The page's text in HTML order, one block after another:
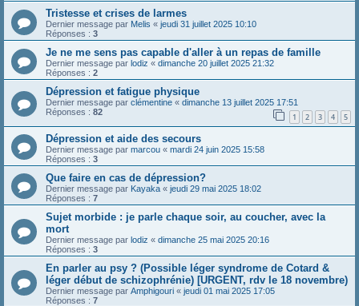
Tristesse et crises de larmes
Dernier message par Melis « jeudi 31 juillet 2025 10:10
Réponses : 3
Je ne me sens pas capable d'aller à un repas de famille
Dernier message par lodiz « dimanche 20 juillet 2025 21:32
Réponses : 2
Dépression et fatigue physique
Dernier message par clémentine « dimanche 13 juillet 2025 17:51
Réponses : 82 1 2 3 4 5
Dépression et aide des secours
Dernier message par marcou « mardi 24 juin 2025 15:58
Réponses : 3
Que faire en cas de dépression?
Dernier message par Kayaka « jeudi 29 mai 2025 18:02
Réponses : 7
Sujet morbide : je parle chaque soir, au coucher, avec la
mort
Dernier message par lodiz « dimanche 25 mai 2025 20:16
Réponses : 3
En parler au psy ? (Possible léger syndrome de Cotard &
léger début de schizophrénie) [URGENT, rdv le 18 novembre)
Dernier message par Amphigouri « jeudi 01 mai 2025 17:05
Réponses : 7